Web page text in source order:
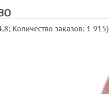
Количество заказов: 1 915)